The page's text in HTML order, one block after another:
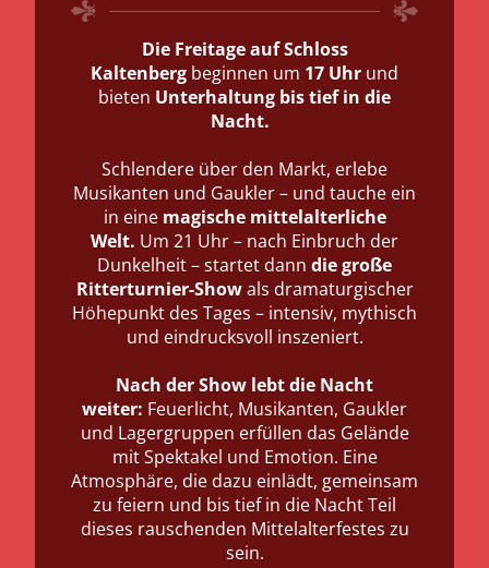
Die Freitage auf Schloss
Kaltenberg beginnen um 17 Uhr und
bieten Unterhaltung bis tief in die
Nacht.
Schlendere über den Markt, erlebe
Musikanten und Gaukler – und tauche ein
in eine magische mittelalterliche
Welt. Um 21 Uhr – nach Einbruch der
Dunkelheit – startet dann diegroße
Ritterturnier-Showals dramaturgischer
Höhepunkt des Tages – intensiv, mythisch
und eindrucksvoll inszeniert.
Nach der Show lebt die Nacht
weiter: Feuerlicht, Musikanten, Gaukler
und Lagergruppen erfüllen das Gelände
mit Spektakel und Emotion. Eine
Atmosphäre, die dazu einlädt, gemeinsam
zu feiern und bis tief in die Nacht Teil
dieses rauschenden Mittelalterfestes zu
sein.
Abendveranstaltung
Mit Beginn der Dämmerung
startet dann das Abendturnier
Und nach dem Turnier?
Der Sonntag auf Schloss Kaltenberg ist
der Familientag für alle Generationen –
entspannt, emotional und voller Magie.
Das Kinderritterturnier (ab 6 Jahren):
Highlight, das es nur am Sonntag
gibt.
Gauklernacht
stimmungsvollen Auftakt